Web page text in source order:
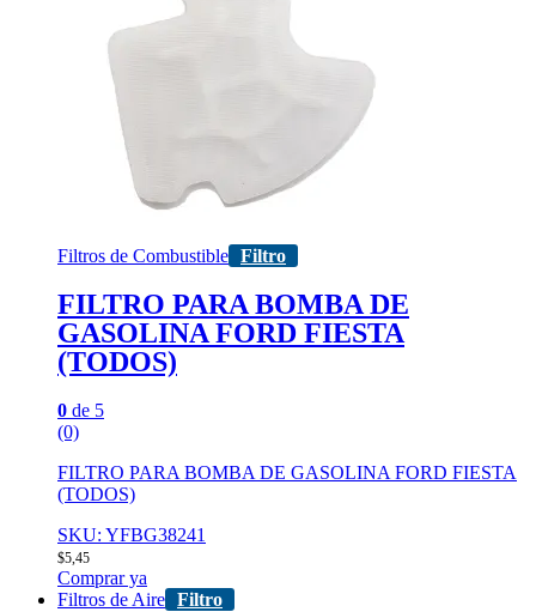
Filtros de Combustible Filtro
FILTRO PARA BOMBA DE
GASOLINA FORD FIESTA
(TODOS)
0 de 5
(0)
FILTRO PARA BOMBA DE GASOLINA FORD FIESTA
(TODOS)
SKU: YFBG38241
$5,45
Comprar ya
Filtros de Aire Filtro